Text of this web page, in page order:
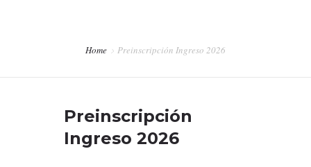
SIU-GUARANÍ
RADIO CONURBANA
Home Preinscripción Ingreso 2026
Preinscripción
Ingreso 2026